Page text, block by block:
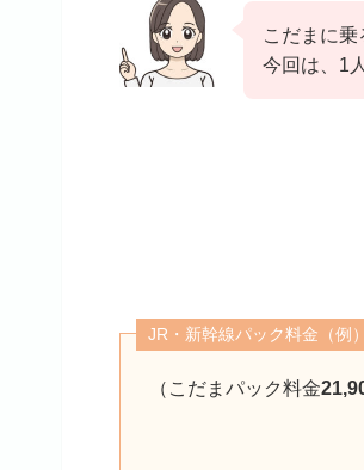
こだまに乗
今回は、1
JR・新幹線パック料金（例）
（こだまパック料金